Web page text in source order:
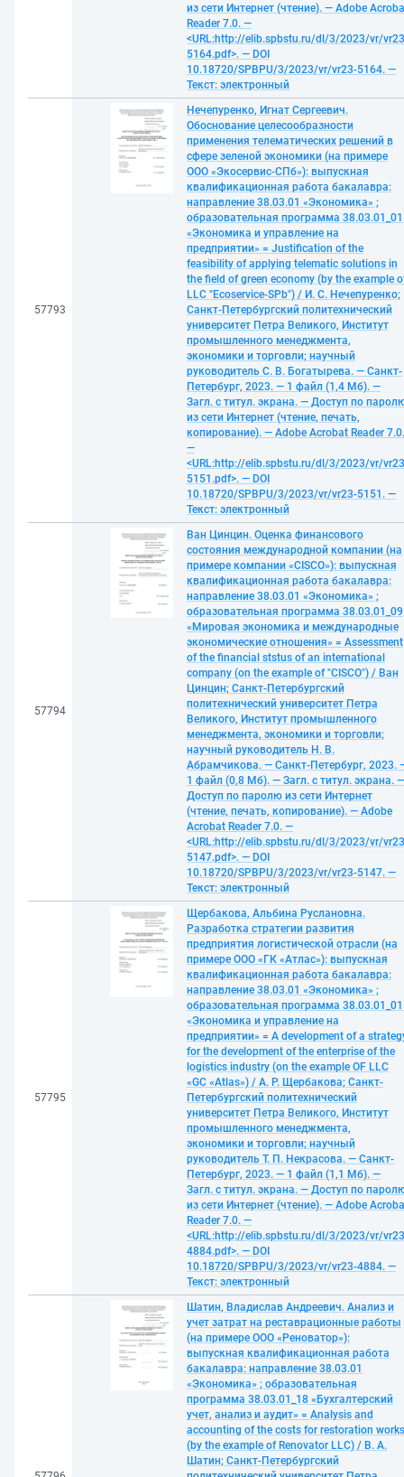
из сети Интернет (чтение). — Adobe
Reader 7.0. —
<URL:http://elib.spbstu.ru/dl/3/2023/vr/
5164.pdf>. — DOI
10.18720/SPBPU/3/2023/vr/vr23-5164. —
Текст: электронный
57793
Нечепуренко, Игнат Сергеевич.
Обоснование целесообразности
применения телематических решений в
сфере зеленой экономики (на примере
ООО «Экосервис-СПб»): выпускная
квалификационная работа бакалавра:
направление 38.03.01 «Экономика» ;
образовательная программа 38.03.01_01
«Экономика и управление на
предприятии» = Justification of the
feasibility of applying telematic solutions in
the field of green economy (by the example
LLC "Ecoservice-SPb") / И. С. Нечепуренко;
Санкт-Петербургский политехнический
университет Петра Великого, Институт
промышленного менеджмента,
экономики и торговли; научный
руководитель С. В. Богатырева. — Санкт-
Петербург, 2023. — 1 файл (1,4 Мб). —
Загл. с титул. экрана. — Доступ по
из сети Интернет (чтение, печать,
копирование). — Adobe Acrobat Reader 7.0.
—
<URL:http://elib.spbstu.ru/dl/3/2023/vr/
5151.pdf>. — DOI
10.18720/SPBPU/3/2023/vr/vr23-5151. —
Текст: электронный
57794
Ван Цинцин. Оценка финансового
состояния международной компании (на
примере компании «CISCO»): выпускная
квалификационная работа бакалавра:
направление 38.03.01 «Экономика» ;
образовательная программа 38.03.01_09
«Мировая экономика и международные
экономические отношения» = Assessment
of the financial ststus of an international
company (on the example of "CISCO") / Ван
Цинцин; Санкт-Петербургский
политехнический университет Петра
Великого, Институт промышленного
менеджмента, экономики и торговли;
научный руководитель Н. В.
Абрамчикова. — Санкт-Петербург, 2023.
1 файл (0,8 Мб). — Загл. с титул. экрана. —
Доступ по паролю из сети Интернет
(чтение, печать, копирование). — Adobe
Acrobat Reader 7.0. —
<URL:http://elib.spbstu.ru/dl/3/2023/vr/
5147.pdf>. — DOI
10.18720/SPBPU/3/2023/vr/vr23-5147. —
Текст: электронный
57795
Щербакова, Альбина Руслановна.
Разработка стратегии развития
предприятия логистической отрасли (на
примере ООО «ГК «Атлас»): выпускная
квалификационная работа бакалавра:
направление 38.03.01 «Экономика» ;
образовательная программа 38.03.01_01
«Экономика и управление на
предприятии» = A development of a
for the development of the enterprise of the
logistics industry (on the example OF LLC
«GC «Atlas») / А. Р. Щербакова; Санкт-
Петербургский политехнический
университет Петра Великого, Институт
промышленного менеджмента,
экономики и торговли; научный
руководитель Т. П. Некрасова. — Санкт-
Петербург, 2023. — 1 файл (1,1 Мб). —
Загл. с титул. экрана. — Доступ по
из сети Интернет (чтение). — Adobe
Reader 7.0. —
<URL:http://elib.spbstu.ru/dl/3/2023/vr/
4884.pdf>. — DOI
10.18720/SPBPU/3/2023/vr/vr23-4884. —
Текст: электронный
Шатин, Владислав Андреевич. Анализ и
учет затрат на реставрационные работы
(на примере ООО «Реноватор»):
выпускная квалификационная работа
бакалавра: направление 38.03.01
«Экономика» ; образовательная
программа 38.03.01_18 «Бухгалтерский
учет, анализ и аудит» = Analysis and
accounting of the costs for restoration works
(by the example of Renovator LLC) / В. А.
Шатин; Санкт-Петербургский